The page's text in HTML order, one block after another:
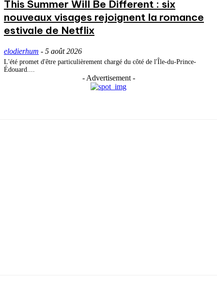
This Summer Will Be Different : six
nouveaux visages rejoignent la romance
estivale de Netflix
elodierhum - 5 août 2026
L'été promet d'être particulièrement chargé du côté de l'Île-du-Prince-
Édouard....
- Advertisement -